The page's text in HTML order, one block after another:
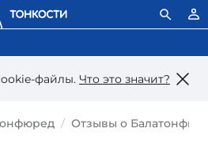
файлы. Что это значит?
Отзывы о